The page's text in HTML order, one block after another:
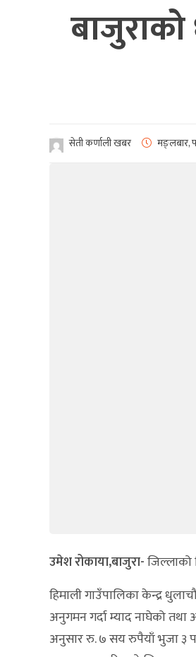
सेती कर्णाली खबर मङ्लबार,
उमेश रोकाया,बाजुरा-जिल्लाको
हिमाली गाउँपालिका केन्द्र
अनुगमन गर्दा म्याद नाघेको
अनुसार रु. ७ सय रुपैयाँ भुजा ३